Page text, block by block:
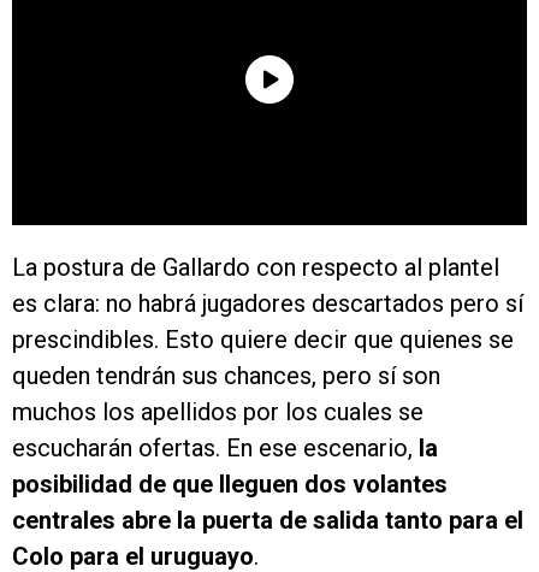
La postura de Gallardo con respecto al plantel
es clara: no habrá jugadores descartados pero sí
prescindibles. Esto quiere decir que quienes se
queden tendrán sus chances, pero sí son
muchos los apellidos por los cuales se
escucharán ofertas. En ese escenario, la
posibilidad de que lleguen dos volantes
centrales abre la puerta de salida tanto para el
Colo para el uruguayo.